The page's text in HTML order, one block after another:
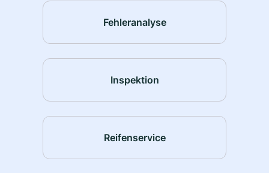
Fehleranalyse
Inspektion
Reifenservice